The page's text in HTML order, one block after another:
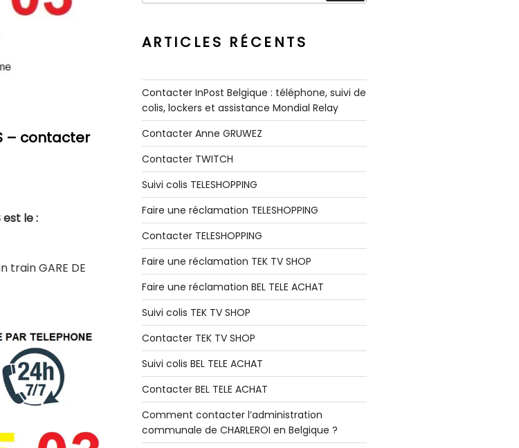
– contacter
est le :
GARE DE
:
ARTICLES RÉCENTS
Contacter InPost Belgique : téléphone, suivi de
colis, lockers et assistance Mondial Relay
Contacter Anne GRUWEZ
Contacter TWITCH
Suivi colis TELESHOPPING
Faire une réclamation TELESHOPPING
Contacter TELESHOPPING
Faire une réclamation TEK TV SHOP
Faire une réclamation BEL TELE ACHAT
Suivi colis TEK TV SHOP
Contacter TEK TV SHOP
Suivi colis BEL TELE ACHAT
Contacter BEL TELE ACHAT
Comment contacter l’administration
communale de CHARLEROI en Belgique ?